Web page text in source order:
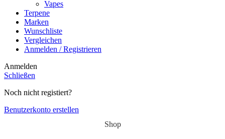
Vapes
Terpene
Marken
Wunschliste
Vergleichen
Anmelden / Registrieren
Anmelden
Schließen
Noch nicht registiert?
Benutzerkonto erstellen
Shop